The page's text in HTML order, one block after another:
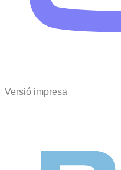
Versió impresa